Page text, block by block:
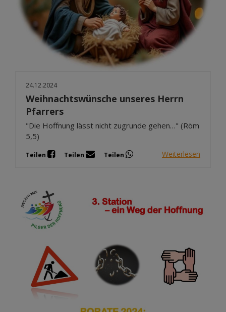
24.12.2024
Weihnachtswünsche unseres Herrn
Pfarrers
"Die Hoffnung lässt nicht zugrunde gehen…" (Röm
5,5)
Teilen Teilen Teilen Weiterlesen